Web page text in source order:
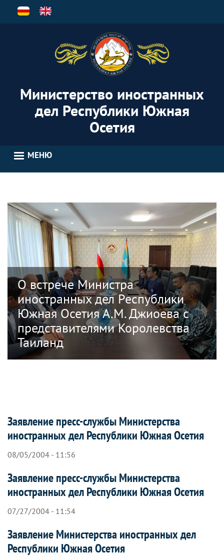
Перейти
Министерство иностранных
дел Республики Южная
Осетия
МЕНЮ
О встрече Министра
иностранных дел Республики
Южная Осетия А.М. Джиоева с
представителями Королевства
Таиланд
Заявление пресс-службы Министерства
иностранных дел Республики Южная Осетия
08/05/2004 - 11:56
Заявление пресс-службы Министерства
иностранных дел Республики Южная Осетия
07/27/2004 - 11:54
Заявление Министерства иностранных дел
Республики Южная Осетия